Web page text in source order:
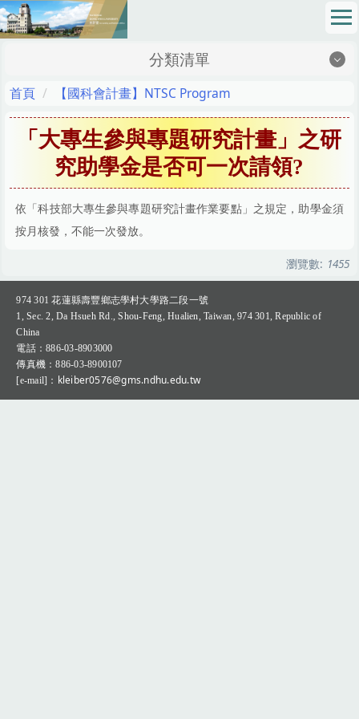
跳
到
容
區
分類清單
地理位置Location
最新消息News
成員介紹Members
網路請購Online Purchase Requision
法令規章Regulations
表格下載Sheet Download
財務資訊公開專區Financial Information Zone
SOP 標準作業程序 Standard Operating Procedures
Q&A專區(Q＆A Zone)
首頁 【國科會計畫】NTSC Program
「大專生參與專題研究計畫」之研
究助學金是否可一次請領?
依「科技部大專生參與專題研究計畫作業要點」之規定，助學金須
按月核發，不能一次發放。
瀏覽數: 1455
974 301花蓮縣壽豐鄉志學村大學路二段一號
1, Sec. 2, Da Hsueh Rd., Shou-Feng, Hualien, Taiwan, 974 301, Republic of
China
電話：886-03-8903000
傳真機 ：886-03-8900107
[e-mail] ：kleiber0576@gms.ndhu.edu.tw